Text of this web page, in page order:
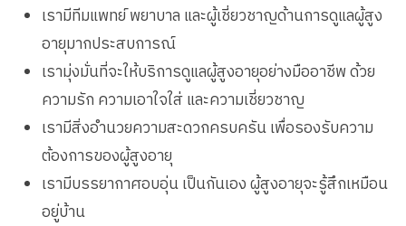
เรามีทีมแพทย์ พยาบาล และผู้เชี่ยวชาญด้านการดูแลผู้สูง
อายุมากประสบการณ์
เรามุ่งมั่นที่จะให้บริการดูแลผู้สูงอายุอย่างมืออาชีพ ด้วย
ความรัก ความเอาใจใส่ และความเชี่ยวชาญ
เรามีสิ่งอำนวยความสะดวกครบครัน เพื่อรองรับความ
ต้องการของผู้สูงอายุ
เรามีบรรยากาศอบอุ่น เป็นกันเอง ผู้สูงอายุจะรู้สึกเหมือน
อยู่บ้าน